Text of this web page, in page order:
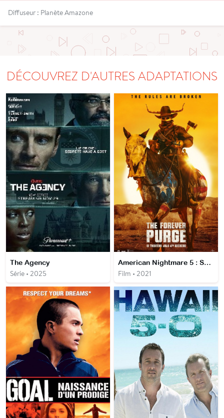
Diffuseur : Planète Amazone
DÉCOUVREZ D'AUTRES ADAPTATIONS
The Agency
Série • 2025
American Nightmare 5 : Sans Limites
Film • 2021